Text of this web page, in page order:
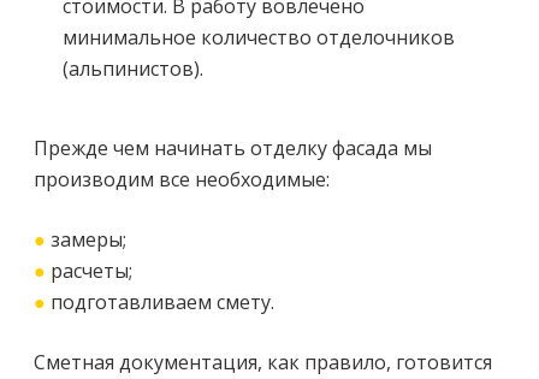
стоимости. В работу вовлечено
минимальное количество отделочников
(альпинистов).
Прежде чем начинать отделку фасада мы
производим все необходимые:
● замеры;
● расчеты;
● подготавливаем смету.
Сметная документация, как правило, готовится